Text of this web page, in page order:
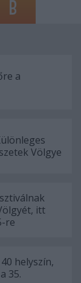
a
Völgye
itt
re
helyszín,
35.